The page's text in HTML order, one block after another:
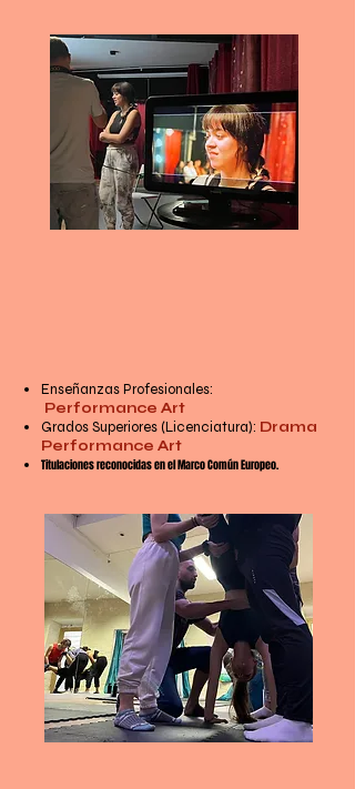
Enseñanzas Profesionales:
Performance Art
Grados Superiores (Licenciatura): Drama
Performance Art
Titulaciones reconocidas en el Marco Común Europeo.